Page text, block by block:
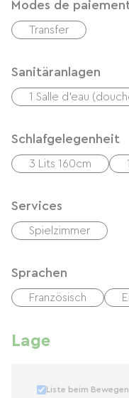
Modes de
Transfer
Sanitäranlagen
1 Salle d'eau
Schlafgelegenheit
3 Lits 160cm
Services
Spielzimmer
Sprachen
Französisch
Lage
Liste beim